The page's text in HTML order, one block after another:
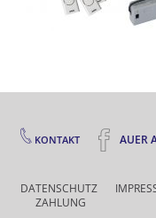
KONTAKT AUER
DATENSCHUTZ
ZAHLUNG